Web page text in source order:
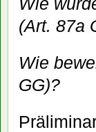
(Art. 87a
Wie
GG)?